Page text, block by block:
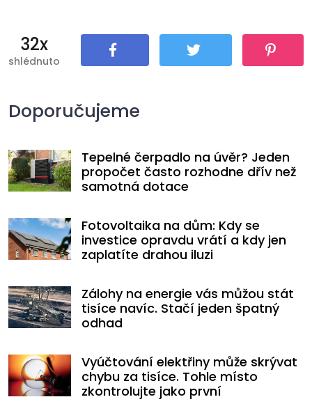
32x
shlédnuto
Doporučujeme
Tepelné čerpadlo na úvěr? Jeden
propočet často rozhodne dřív než
samotná dotace
Fotovoltaika na dům: Kdy se
investice opravdu vrátí a kdy jen
zaplatíte drahou iluzi
Zálohy na energie vás můžou stát
tisíce navíc. Stačí jeden špatný
odhad
Vyúčtování elektřiny může skrývat
chybu za tisíce. Tohle místo
zkontrolujte jako první